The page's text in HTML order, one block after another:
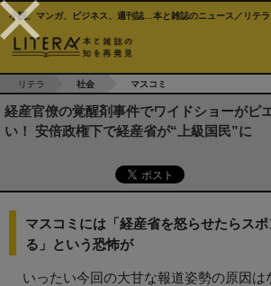
小説、マンガ、ビジネス、週刊誌…本と雑誌のニュース／リテラ
リテラ 社会 マスコミ
経産官僚の覚醒剤事件でワイドショーがピ
い！ 安倍政権下で経産省が“上級国民”に
マスコミには「経産省を怒らせたらス
る」という恐怖が
いったい今回の大甘な報道姿勢の原因は